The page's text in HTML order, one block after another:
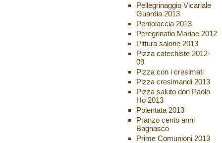
Pellegrinaggio Vicariale
Guardia 2013
Pentolaccia 2013
Peregrinatio Mariae 2012
Pittura salone 2013
Pizza catechiste 2012-
09
Pizza con i cresimati
Pizza cresimandi 2013
Pizza saluto don Paolo
Ho 2013
Polentata 2013
Pranzo cento anni
Bagnasco
Prime Comunioni 2013